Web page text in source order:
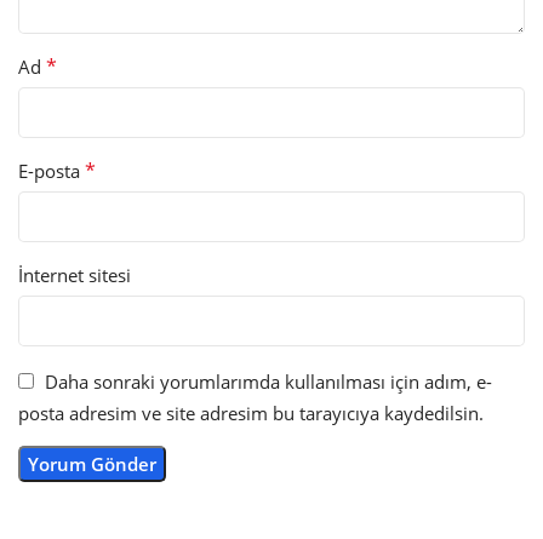
Ad *
E-posta *
İnternet sitesi
Daha sonraki yorumlarımda kullanılması için adım, e-
posta adresim ve site adresim bu tarayıcıya kaydedilsin.